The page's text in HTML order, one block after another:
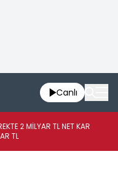
Canlı
2 MİLYAR TL NET KAR
TL